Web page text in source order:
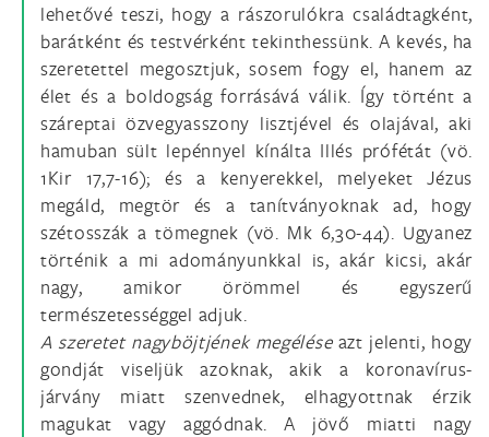
lehetővé teszi, hogy a rászorulókra családtagként,
barátként és testvérként tekinthessünk. A kevés, ha
szeretettel megosztjuk, sosem fogy el, hanem az
élet és a boldogság forrásává válik. Így történt a
száreptai özvegyasszony lisztjével és olajával, aki
hamuban sült lepénnyel kínálta Illés prófétát (vö.
1Kir 17,7-16); és a kenyerekkel, melyeket Jézus
megáld, megtör és a tanítványoknak ad, hogy
szétosszák a tömegnek (vö. Mk 6,30-44). Ugyanez
történik a mi adományunkkal is, akár kicsi, akár
nagy, amikor örömmel és egyszerű
természetességgel adjuk.
A szeretet nagyböjtjének megéléseazt jelenti, hogy
gondját viseljük azoknak, akik a koronavírus-
járvány miatt szenvednek, elhagyottnak érzik
magukat vagy aggódnak. A jövő miatti nagy